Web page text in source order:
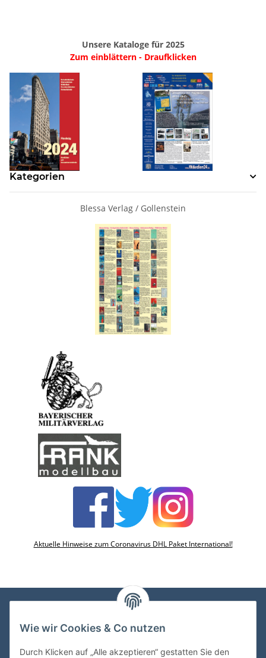
Unsere Kataloge für 2025
Zum einblättern - Draufklicken
Kategorien
Blessa Verlag / Gollenstein
Aktuelle Hinweise zum Coronavirus DHL Paket International!
VDMedien24.de
Wie wir Cookies & Co nutzen
Durch Klicken auf „Alle akzeptieren“ gestatten Sie den